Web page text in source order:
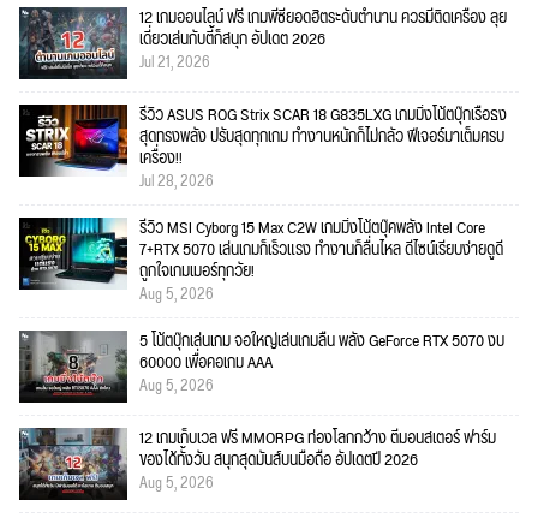
12 เกมออนไลน์ ฟรี เกมพีซียอดฮิตระดับตำนาน ควรมีติดเครื่อง ลุย
เดี่ยวเล่นกับตี้ก็สนุก อัปเดต 2026
Jul 21, 2026
รีวิว ASUS ROG Strix SCAR 18 G835LXG เกมมิ่งโน้ตบุ๊กเรือธง
สุดทรงพลัง ปรับสุดทุกเกม ทำงานหนักก็ไม่กลัว ฟีเจอร์มาเต็มครบ
เครื่อง!!
Jul 28, 2026
รีวิว MSI Cyborg 15 Max C2W เกมมิ่งโน้ตบุ๊คพลัง Intel Core
7+RTX 5070 เล่นเกมก็เร็วแรง ทำงานก็ลื่นไหล ดีไซน์เรียบง่ายดูดี
ถูกใจเกมเมอร์ทุกวัย!
Aug 5, 2026
5 โน้ตบุ๊กเล่นเกม จอใหญ่เล่นเกมลื่น พลัง GeForce RTX 5070 งบ
60000 เพื่อคอเกม AAA
Aug 5, 2026
12 เกมเก็บเวล ฟรี MMORPG ท่องโลกกว้าง ตีมอนสเตอร์ ฟาร์ม
ของได้ทั้งวัน สนุกสุดมันส์บนมือถือ อัปเดตปี 2026
Aug 5, 2026